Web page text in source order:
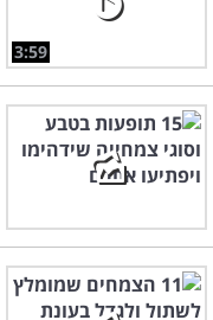
3:59